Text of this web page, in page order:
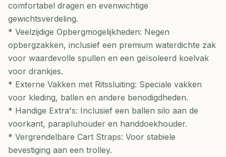
comfortabel dragen en evenwichtige
gewichtsverdeling.
* Veelzijdige Opbergmogelijkheden: Negen
opbergzakken, inclusief een premium waterdichte zak
voor waardevolle spullen en een geïsoleerd koelvak
voor drankjes.
* Externe Vakken met Ritssluiting: Speciale vakken
voor kleding, ballen en andere benodigdheden.
* Handige Extra's: Inclusief een ballen silo aan de
voorkant, parapluhouder en handdoekhouder.
* Vergrendelbare Cart Straps: Voor stabiele
bevestiging aan een trolley.